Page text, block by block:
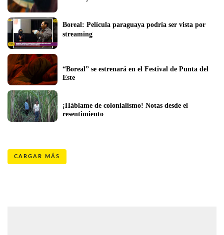
Boreal: Película paraguaya podría ser vista por
streaming
“Boreal” se estrenará en el Festival de Punta del
Este
¡Háblame de colonialismo! Notas desde el
resentimiento
CARGAR MÁS